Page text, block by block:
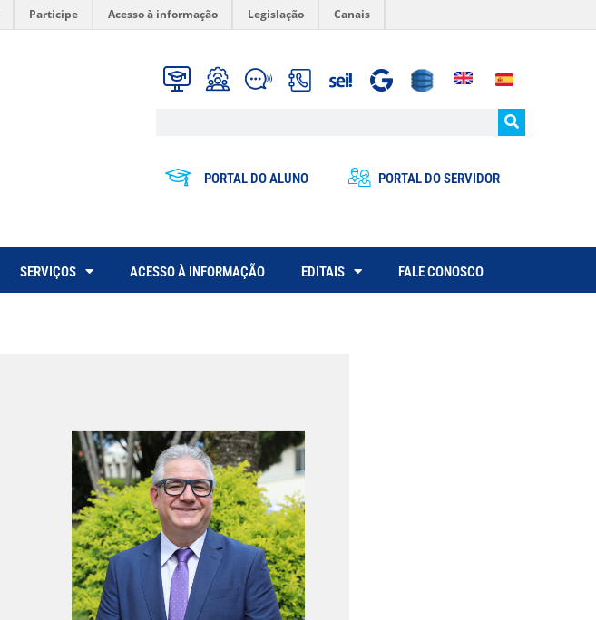
Participe Acesso à informação Legislação Canais
PORTAL DO ALUNO PORTAL DO SERVIDOR
SERVIÇOS ACESSO À INFORMAÇÃO EDITAIS FALE CONOSCO